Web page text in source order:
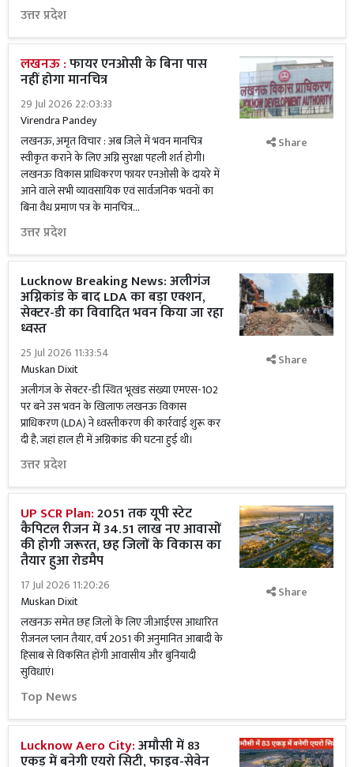
उत्तर प्रदेश
लखनऊ :फायर एनओसी के बिना पास
नहीं होगा मानचित्र
29 Jul 2026 22:03:33
Virendra Pandey
लखनऊ, अमृत विचार : अब जिले में भवन मानचित्र
स्वीकृत कराने के लिए अग्नि सुरक्षा पहली शर्त होगी।
लखनऊ विकास प्राधिकरण फायर एनओसी के दायरे में
आने वाले सभी व्यावसायिक एवं सार्वजनिक भवनों का
बिना वैध प्रमाण पत्र के मानचित्र...
उत्तर प्रदेश
Share
Lucknow Breaking News: अलीगंज
अग्निकांड के बाद LDA का बड़ा एक्शन,
सेक्टर-डी का विवादित भवन किया जा रहा
ध्वस्त
25 Jul 2026 11:33:54
Muskan Dixit
अलीगंज के सेक्टर-डी स्थित भूखंड संख्या एमएस-102
पर बने उस भवन के खिलाफ लखनऊ विकास
प्राधिकरण (LDA) ने ध्वस्तीकरण की कार्रवाई शुरू कर
दी है, जहां हाल ही में अग्निकांड की घटना हुई थी।
उत्तर प्रदेश
Share
UP SCR Plan:2051 तक यूपी स्टेट
कैपिटल रीजन में 34.51 लाख नए आवासों
की होगी जरूरत, छह जिलों के विकास का
तैयार हुआ रोडमैप
17 Jul 2026 11:20:26
Muskan Dixit
लखनऊ समेत छह जिलों के लिए जीआईएस आधारित
रीजनल प्लान तैयार, वर्ष 2051 की अनुमानित आबादी के
हिसाब से विकसित होंगी आवासीय और बुनियादी
सुविधाएं।
Top News
Share
Lucknow Aero City:अमौसी में 83
एकड़ में बनेगी एयरो सिटी, फाइव-सेवेन